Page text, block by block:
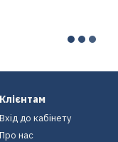
Клієнтам
Вхід до кабінету
Про нас